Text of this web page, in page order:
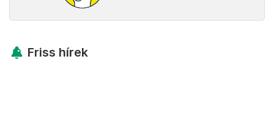
Friss hírek